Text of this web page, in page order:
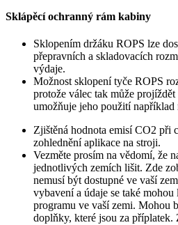
Sklápěcí ochranný rám kabiny
Sklopením držáku ROPS lze
přepravních a skladovacích
výdaje.
Možnost sklopení tyče ROPS
protože válec tak může
umožňuje jeho použití například
Zjištěná hodnota emisí CO2 při
zohlednění aplikace na stroji.
Vezměte prosím na vědomí, že
jednotlivých zemích lišit. Zde
nemusí být dostupné ve vaší
vybavení a údaje se také
programu ve vaší zemi. Mohou
doplňky, které jsou za příplatek.